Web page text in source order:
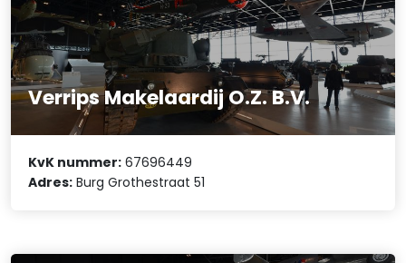
Verrips Makelaardij O.Z. B.V.
KvK nummer: 67696449
Adres: Burg Grothestraat 51